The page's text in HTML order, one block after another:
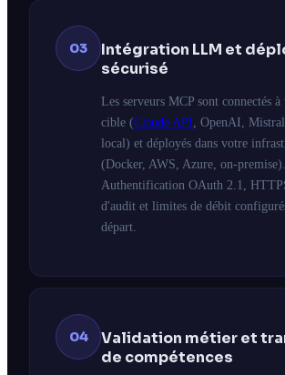
03
Intégration LLM et
sécurisé
Les serveurs MCP sont connectés
cible (Claude API, OpenAI,
local) et déployés dans votre
(Docker, AWS, Azure, on-premise).
Authentification OAuth 2.1,
d'audit et limites de débit
départ.
04
Validation métier et
de compétences